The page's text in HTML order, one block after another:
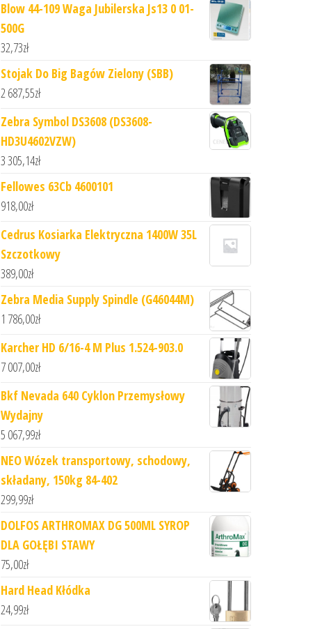
Blow 44-109 Waga Jubilerska Js13 0 01-
500G
32,73zł
Stojak Do Big Bagów Zielony (SBB)
2 687,55zł
Zebra Symbol DS3608 (DS3608-
HD3U4602VZW)
3 305,14zł
Fellowes 63Cb 4600101
918,00zł
Cedrus Kosiarka Elektryczna 1400W 35L
Szczotkowy
389,00zł
Zebra Media Supply Spindle (G46044M)
1 786,00zł
Karcher HD 6/16-4 M Plus 1.524-903.0
7 007,00zł
Bkf Nevada 640 Cyklon Przemysłowy
Wydajny
5 067,99zł
NEO Wózek transportowy, schodowy,
składany, 150kg 84-402
299,99zł
DOLFOS ARTHROMAX DG 500ML SYROP
DLA GOŁĘBI STAWY
75,00zł
Hard Head Kłódka
24,99zł